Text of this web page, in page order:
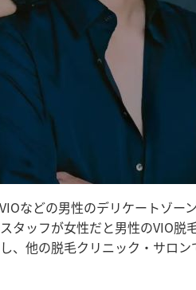
などの男性のデリケートゾー
タッフが女性だと男性のVIO脱
、他の脱毛クリニック・サロ